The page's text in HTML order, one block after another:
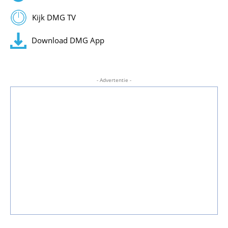
Kijk DMG TV
Download DMG App
- Advertentie -